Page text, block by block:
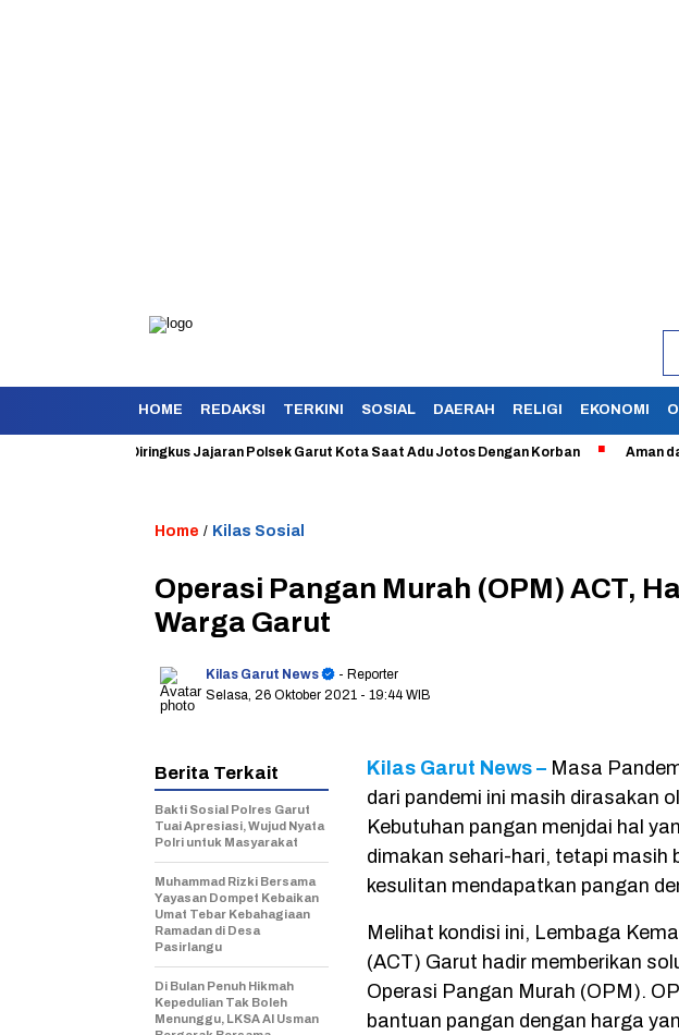
HOME REDAKSI TERKINI SOSIAL DAERAH RELIGI EKONOMI
Berhasil Diringkus Jajaran Polsek Garut Kota Saat Adu Jotos Dengan Korban Aman dan
Home / Kilas Sosial
Operasi Pangan Murah (OPM) ACT,
Warga Garut
Kilas Garut News
- Reporter
Selasa, 26 Oktober 2021 - 19:44 WIB
Kilas Garut News – Masa
dari pandemi ini masih dirasakan
Kebutuhan pangan menjdai hal
dimakan sehari-hari, tetapi masih
kesulitan mendapatkan pangan
Melihat kondisi ini, Lembaga
(ACT) Garut hadir memberikan
Operasi Pangan Murah (OPM).
bantuan pangan dengan harga
Berita Terkait
Bakti Sosial Polres Garut
Tuai Apresiasi, Wujud Nyata
Polri untuk Masyarakat
Muhammad Rizki Bersama
Yayasan Dompet Kebaikan
Umat Tebar Kebahagiaan
Ramadan di Desa
Pasirlangu
Di Bulan Penuh Hikmah
Kepedulian Tak Boleh
Menunggu, LKSA Al Usman